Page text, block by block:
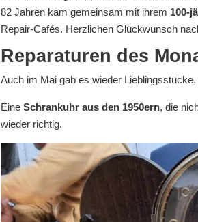
82 Jahren kam gemeinsam mit ihrem 100-
Repair-Cafés. Herzlichen Glückwunsch
Reparaturen des
Auch im Mai gab es wieder
Eine Schrankuhr aus den 1950ern, die
wieder richtig.